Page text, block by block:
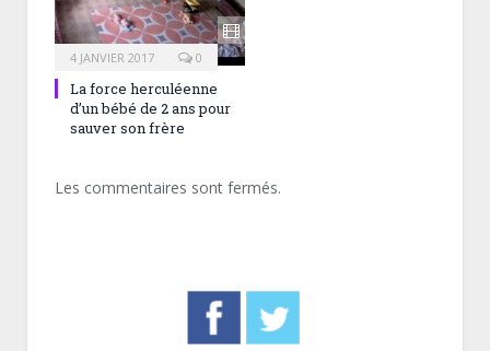
4 JANVIER 2017 0
La force herculéenne
d’un bébé de 2 ans pour
sauver son frère
Les commentaires sont fermés.